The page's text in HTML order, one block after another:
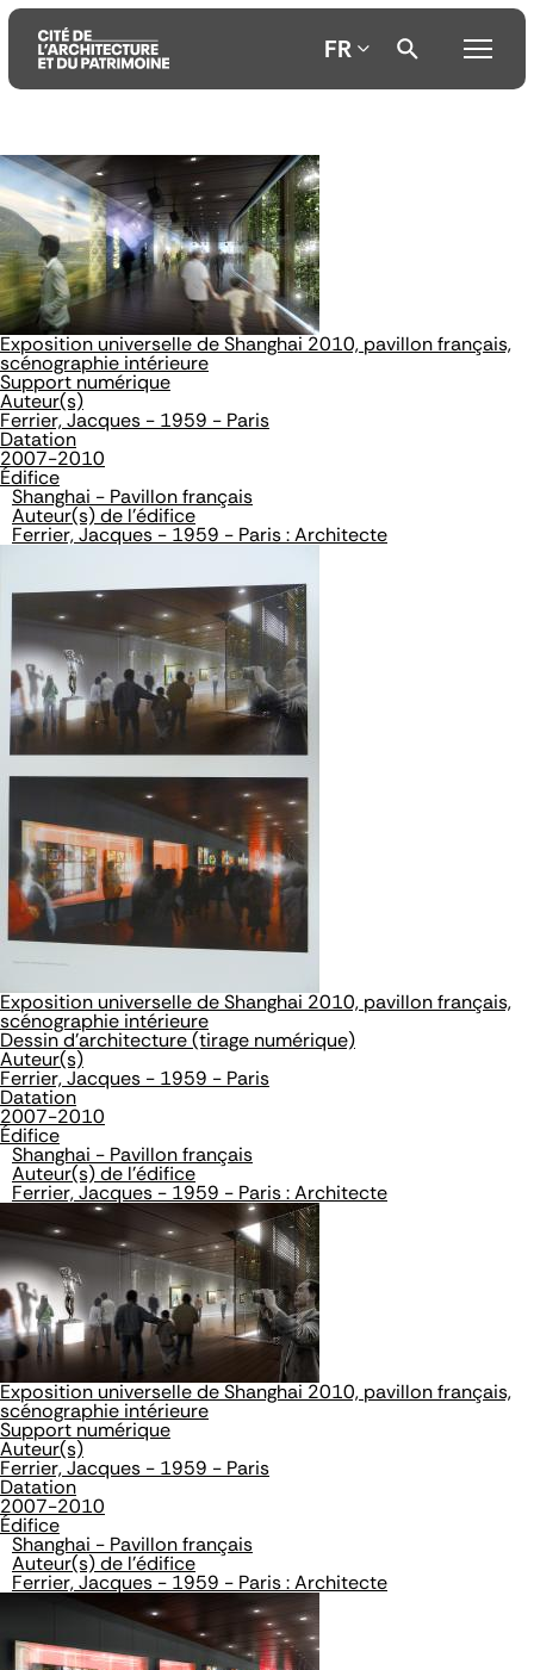
Aller
au
contenu
principal
Aller
au
menu
principal
Aller
à
la
recherche
FR
Exposition universelle de Shanghai 2010, pavillon français,
scénographie intérieure
Support numérique
Auteur(s)
Ferrier, Jacques - 1959 - Paris
Datation
2007-2010
Édifice
Shanghai - Pavillon français
Auteur(s) de l'édifice
Ferrier, Jacques - 1959 - Paris : Architecte
Exposition universelle de Shanghai 2010, pavillon français,
scénographie intérieure
Dessin d'architecture (tirage numérique)
Auteur(s)
Ferrier, Jacques - 1959 - Paris
Datation
2007-2010
Édifice
Shanghai - Pavillon français
Auteur(s) de l'édifice
Ferrier, Jacques - 1959 - Paris : Architecte
Exposition universelle de Shanghai 2010, pavillon français,
scénographie intérieure
Support numérique
Auteur(s)
Ferrier, Jacques - 1959 - Paris
Datation
2007-2010
Édifice
Shanghai - Pavillon français
Auteur(s) de l'édifice
Ferrier, Jacques - 1959 - Paris : Architecte